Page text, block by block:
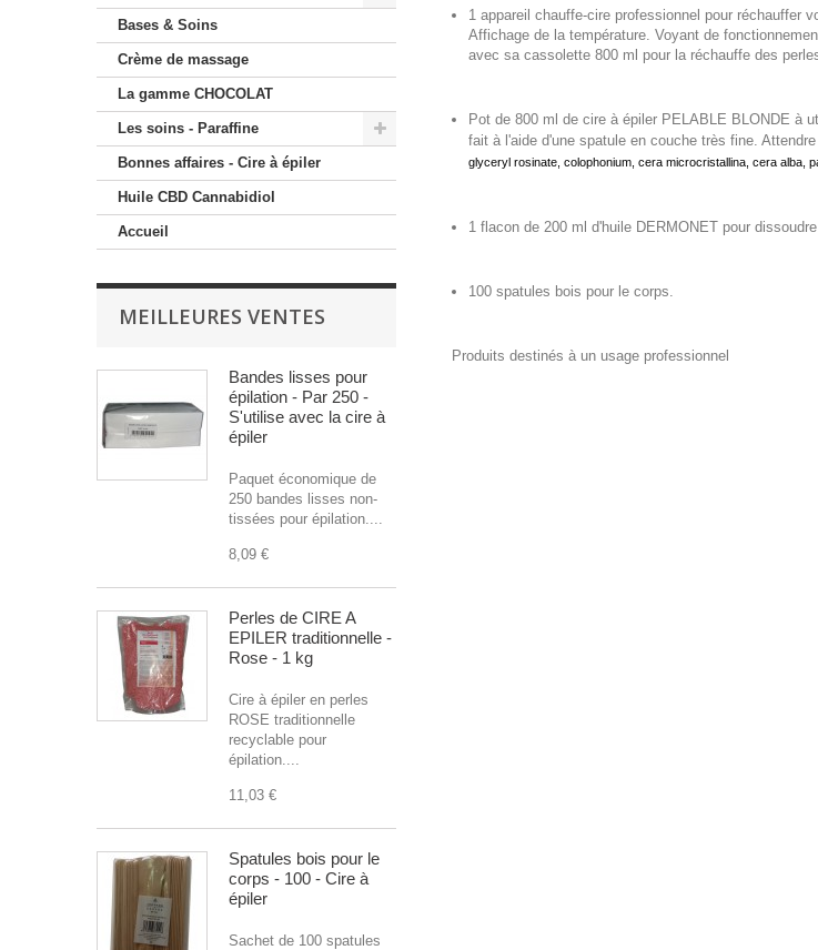
Bases & Soins
Crème de massage
La gamme CHOCOLAT
Les soins - Paraffine
Bonnes affaires - Cire à épiler
Huile CBD Cannabidiol
Accueil
MEILLEURES VENTES
Bandes lisses pour
épilation - Par 250 -
S'utilise avec la cire à
épiler
Paquet économique de
250 bandes lisses non-
tissées pour épilation....
8,09 €
Perles de CIRE A
EPILER traditionnelle -
Rose - 1 kg
Cire à épiler en perles
ROSE traditionnelle
recyclable pour
épilation....
11,03 €
Spatules bois pour le
corps - 100 - Cire à
épiler
Sachet de 100 spatules
1 appareil chauffe-cire professionnel pour réchauffer
Affichage de la température. Voyant de
avec sa cassolette 800 ml pour la réchauffe des
Pot de 800 ml de cire à épiler PELABLE BLONDE à
fait à l'aide d'une spatule en couche très fine.
glyceryl rosinate, colophonium, cera microcristallina, cera alba,
1 flacon de 200 ml d'huile DERMONET pour
100 spatules bois pour le corps.
Produits destinés à un usage professionnel